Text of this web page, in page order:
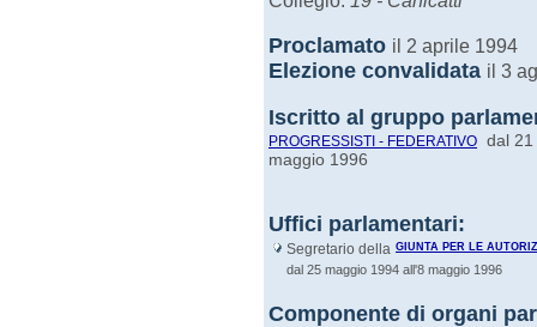
Proclamato il 2 aprile 1994
Elezione convalidata il 3
Iscritto al gruppo
PROGRESSISTI - FEDERATIVO dal
maggio 1996
Uffici parlamentari:
Segretario della GIUNTA PER LE
dal 25 maggio 1994 all'8 maggio 1996
Componente di organi